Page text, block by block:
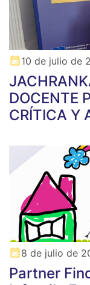
10 de julio de
DOCENTE
CRÍTICA Y
8 de julio de
Partner